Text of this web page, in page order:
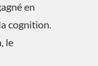
en
cognition.
le